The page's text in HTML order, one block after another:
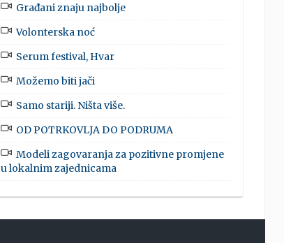
Građani znaju najbolje
Volonterska noć
Serum festival, Hvar
Možemo biti jači
Samo stariji. Ništa više.
OD POTRKOVLJA DO PODRUMA
Modeli zagovaranja za pozitivne promjene
u lokalnim zajednicama